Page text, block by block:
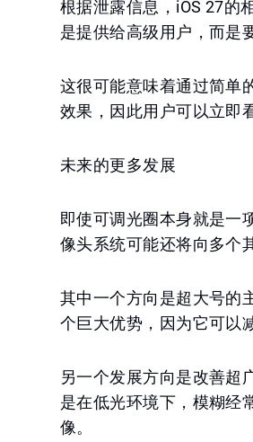
根据泄露信息，iOS 27的
是提供给高级用户，而是
这很可能意味着通过简单
效果，因此用户可以立即
未来的更多发展
即使可调光圈本身就是一
像头系统可能还将向多个
其中一个方向是超大号的
个巨大优势，因为它可以
另一个发展方向是改善超
是在低光环境下，模糊经
像。